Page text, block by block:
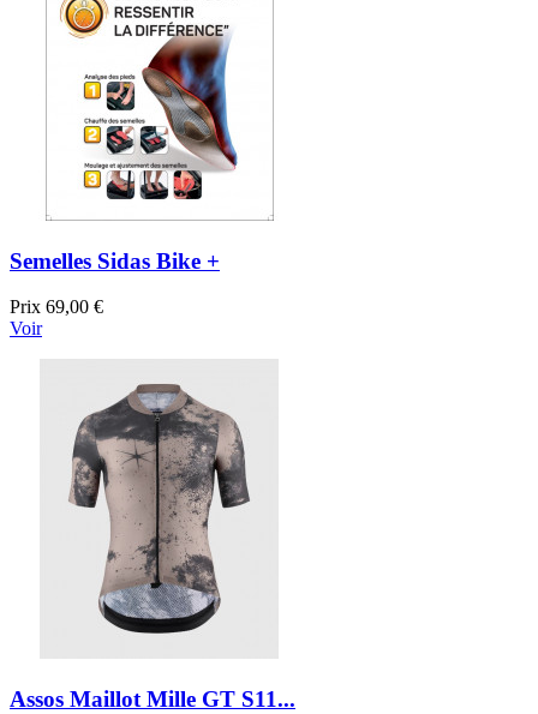
Semelles Sidas Bike +
Prix 69,00 €
Voir
Assos Maillot Mille GT S11...